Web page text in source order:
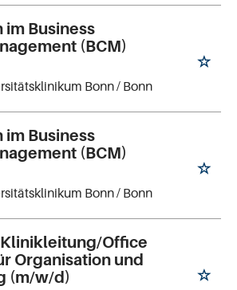
Business
(BCM)
Bonn/ Bonn
Business
(BCM)
Bonn/ Bonn
Office
Organisation und
(m/w/d)